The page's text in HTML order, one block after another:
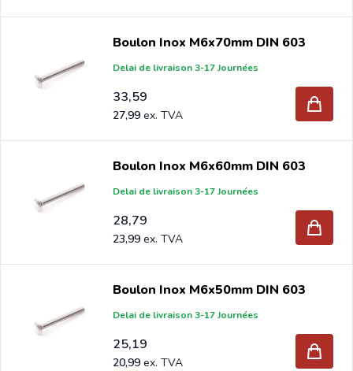
Boulon Inox M6x70mm DIN 603
Delai de livraison 3-17 Journées
33,59
27,99
Boulon Inox M6x60mm DIN 603
Delai de livraison 3-17 Journées
28,79
23,99
Boulon Inox M6x50mm DIN 603
Delai de livraison 3-17 Journées
25,19
20,99